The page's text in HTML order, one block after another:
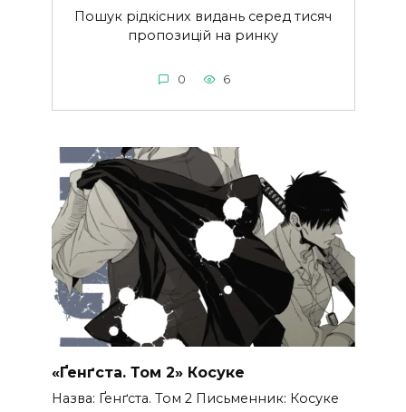
Пошук рідкісних видань серед тисяч
пропозицій на ринку
0 6
«Ґенґста. Том 2» Косуке
Назва: Ґенґста. Том 2 Письменник: Косуке